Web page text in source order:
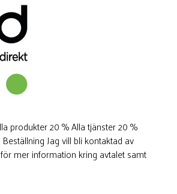
produkter 20 % Alla tjänster 20 %
Jag vill bli kontaktad av
mer information kring avtalet samt